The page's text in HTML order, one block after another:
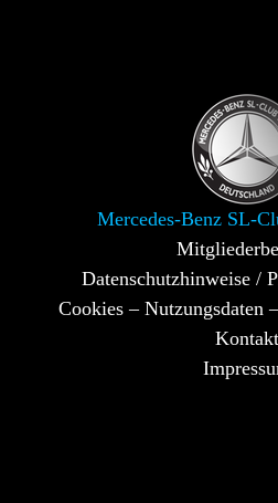
Mercedes-Benz SL-
Datenschutzhinweise /
Cookies – Nutzungsdaten
Kontakt